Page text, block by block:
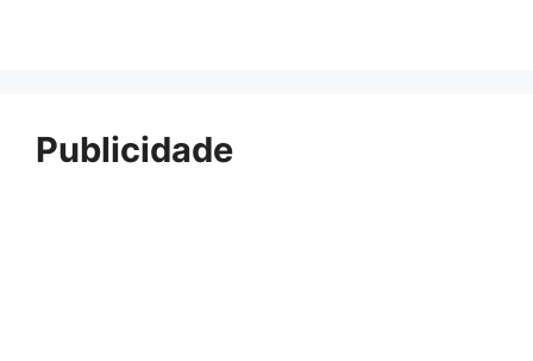
Publicidade